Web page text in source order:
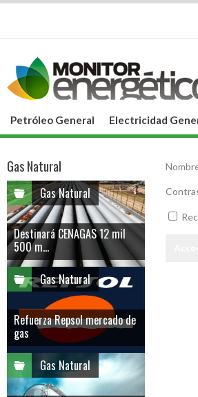
Petróleo General Electricidad
Gas Natural
Gas Natural
Destinará CENAGAS 12 mil
500 m...
Gas Natural
Refuerza Repsol mercado de
gas
Gas Natural